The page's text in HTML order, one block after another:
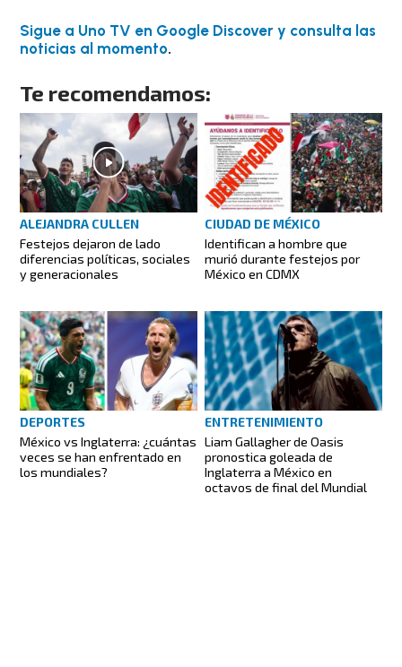
Sigue a Uno TV en Google Discover y consulta las
noticias al momento.
Te recomendamos:
ALEJANDRA CULLEN
Festejos dejaron de lado
diferencias políticas, sociales
y generacionales
CIUDAD DE MÉXICO
Identifican a hombre que
murió durante festejos por
México en CDMX
DEPORTES
México vs Inglaterra: ¿cuántas
veces se han enfrentado en
los mundiales?
ENTRETENIMIENTO
Liam Gallagher de Oasis
pronostica goleada de
Inglaterra a México en
octavos de final del Mundial